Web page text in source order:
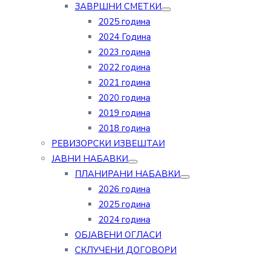
ЗАВРШНИ СМЕТКИ
2025 година
2024 Година
2023 година
2022 година
2021 година
2020 година
2019 година
2018 година
РЕВИЗОРСКИ ИЗВЕШТАИ
ЈАВНИ НАБАВКИ
ПЛАНИРАНИ НАБАВКИ
2026 година
2025 година
2024 година
ОБЈАВЕНИ ОГЛАСИ
СКЛУЧЕНИ ДОГОВОРИ